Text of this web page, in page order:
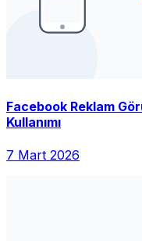
Facebook Reklam
Kullanımı
7 Mart 2026